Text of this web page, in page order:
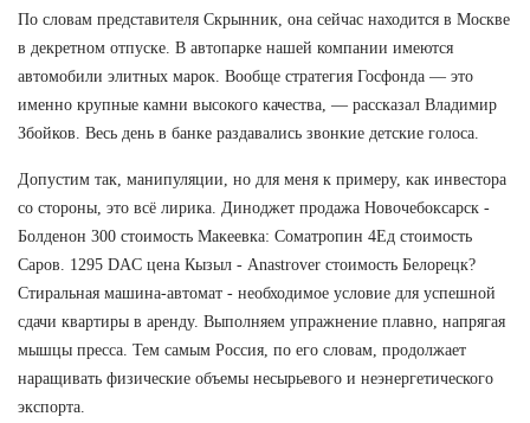
По словам представителя Скрынник, она сейчас находится в Москве
в декретном отпуске. В автопарке нашей компании имеются
автомобили элитных марок. Вообще стратегия Госфонда — это
именно крупные камни высокого качества, — рассказал Владимир
Збойков. Весь день в банке раздавались звонкие детские голоса.
Допустим так, манипуляции, но для меня к примеру, как инвестора
со стороны, это всё лирика. Диноджет продажа Новочебоксарск -
Болденон 300 стоимость Макеевка: Cоматропин 4Ед стоимость
Саров. 1295 DAC цена Кызыл - Anastrover стоимость Белорецк?
Стиральная машина-автомат - необходимое условие для успешной
сдачи квартиры в аренду. Выполняем упражнение плавно, напрягая
мышцы пресса. Тем самым Россия, по его словам, продолжает
наращивать физические объемы несырьевого и неэнергетического
экспорта.